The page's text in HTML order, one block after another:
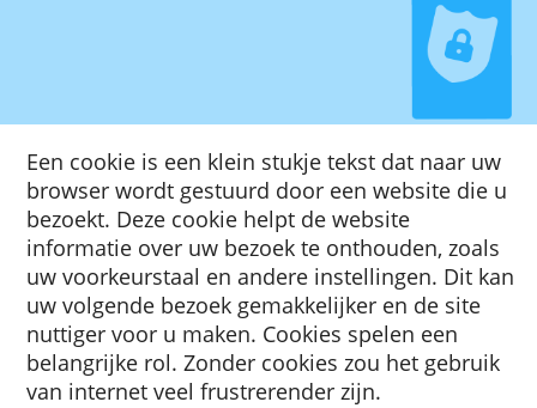
Een cookie is een klein stukje tekst dat naar
browser wordt gestuurd door een website
bezoekt. Deze cookie helpt de website
informatie over uw bezoek te onthouden,
uw voorkeurstaal en andere instellingen.
uw volgende bezoek gemakkelijker en de